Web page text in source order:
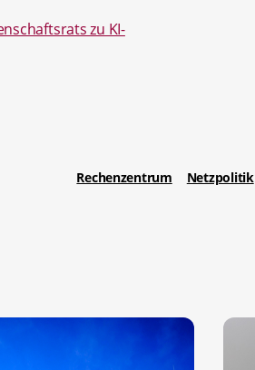
zu KI-
Rechenzentrum Netzpolitik